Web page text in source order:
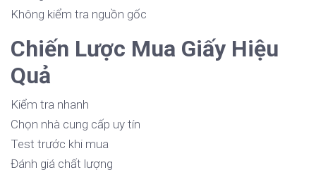
Không kiểm tra nguồn gốc
Chiến Lược Mua Giấy Hiệu
Quả
Kiểm tra nhanh
Chọn nhà cung cấp uy tín
Test trước khi mua
Đánh giá chất lượng